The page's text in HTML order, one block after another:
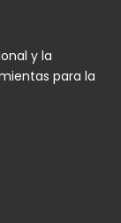
y la
para la